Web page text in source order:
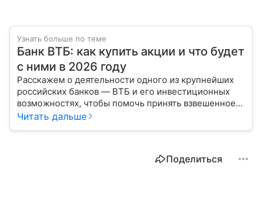
Узнать больше по теме
Банк ВТБ: как купить акции и что будет
с ними в 2026 году
Расскажем о деятельности одного из крупнейших
российских банков — ВТБ и его инвестиционных
возможностях, чтобы помочь принять взвешенное
решение о сотрудничестве с ним.
Читать дальше
Поделиться